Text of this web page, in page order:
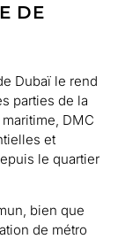
DE
Dubaï le rend
parties de la
DMC
et
le quartier
bien que
de métro